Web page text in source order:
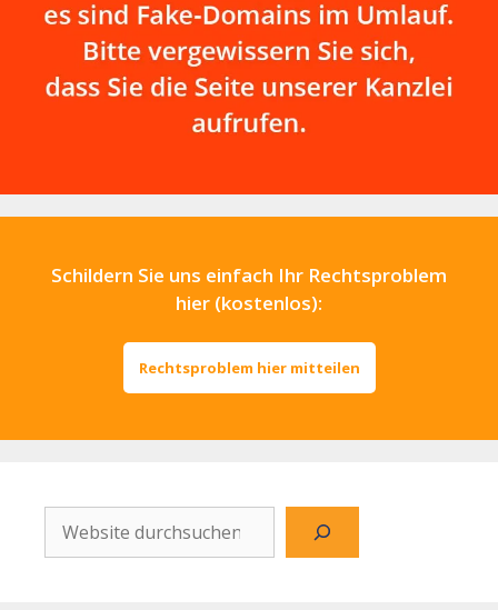
Schildern Sie uns einfach Ihr Rechtsproblem
hier (kostenlos):
Rechtsproblem hier mitteilen
Website
durchsuchen